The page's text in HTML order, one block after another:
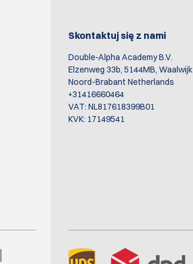
Skontaktuj się z nami
Double-Alpha Academy B.V.
Elzenweg 33b, 5144MB, Waalwijk
Noord-Brabant Netherlands
+31416660464
VAT: NL817618399B01
KVK: 17149541